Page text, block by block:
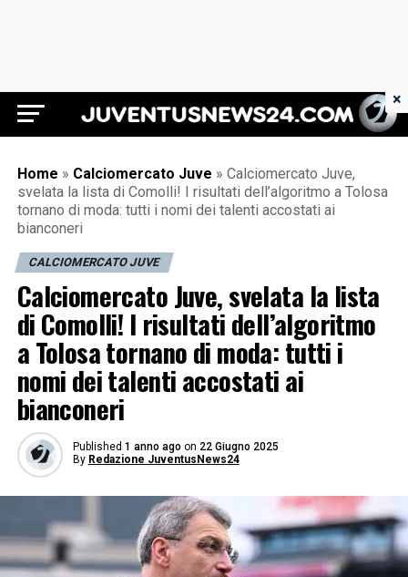
Juventus News 24
Home » Calciomercato Juve » Calciomercato Juve,
svelata la lista di Comolli! I risultati dell’algoritmo a Tolosa
tornano di moda: tutti i nomi dei talenti accostati ai
bianconeri
CALCIOMERCATO JUVE
Calciomercato Juve, svelata la lista
di Comolli! I risultati dell’algoritmo
a Tolosa tornano di moda: tutti i
nomi dei talenti accostati ai
bianconeri
Published 1 anno ago on 22 Giugno 2025
By Redazione JuventusNews24
×